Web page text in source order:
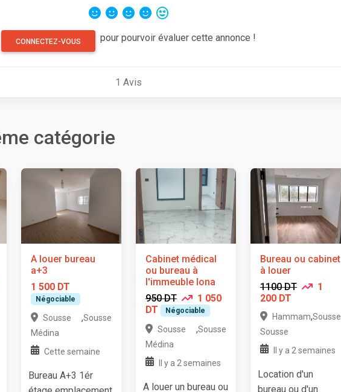
CONNECTEZ-VOUS pour pourvoir évaluer cette annonce !
1 Avis
catégorie
A louer bureau
a+3
1 500 DT
Négociable
Sousse
Médina
,Sousse
Cette semaine
Bureau A+3 1ér
Cabinet médical
ou bureau à
l'immeuble lona
950 DT
1 050
DT
Négociable
Sousse
Médina
,Sousse
Il y a 2 semaines
A louer un bureau ou
Bureau ou cabinet
à louer
1100 DT
1
200 DT
Hammam
Sousse
,Sousse
Il y a 2 semaines
Location d'un
bureau ou d'un